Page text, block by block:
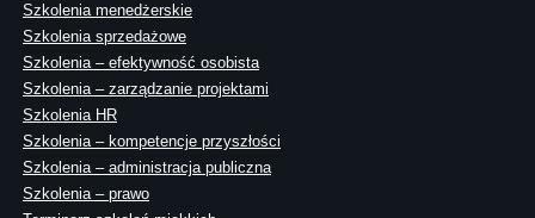
Szkolenia menedżerskie
Szkolenia sprzedażowe
Szkolenia – efektywność osobista
Szkolenia – zarządzanie projektami
Szkolenia HR
Szkolenia – kompetencje przyszłości
Szkolenia – administracja publiczna
Szkolenia – prawo